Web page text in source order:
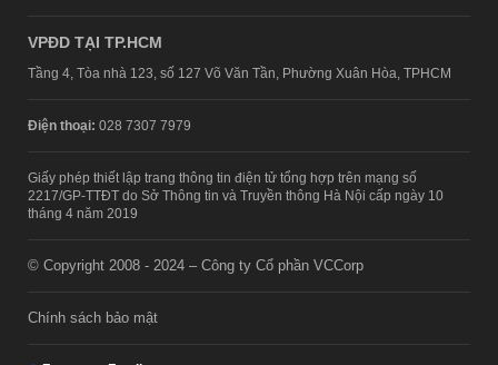
VPĐD TẠI TP.HCM
Tầng 4, Tòa nhà 123, số 127 Võ Văn Tần, Phường Xuân Hòa, TPHCM
Điện thoại: 028 7307 7979
Giấy phép thiết lập trang thông tin điện tử tổng hợp trên mạng số
2217/GP-TTĐT do Sở Thông tin và Truyền thông Hà Nội cấp ngày 10
tháng 4 năm 2019
© Copyright 2008 - 2024 – Công ty Cổ phần VCCorp
Chính sách bảo mật